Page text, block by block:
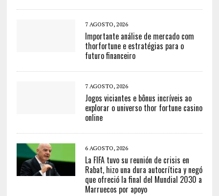
7 AGOSTO, 2026
Importante análise de mercado com
thorfortune e estratégias para o
futuro financeiro
7 AGOSTO, 2026
Jogos viciantes e bônus incríveis ao
explorar o universo thor fortune casino
online
6 AGOSTO, 2026
La FIFA tuvo su reunión de crisis en
Rabat, hizo una dura autocrítica y negó
que ofreció la final del Mundial 2030 a
Marruecos por apoyo